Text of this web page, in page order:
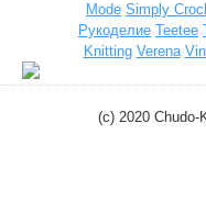
Mode Simply
Рукоделие Teetee
Knitting Verena
(c) 2020